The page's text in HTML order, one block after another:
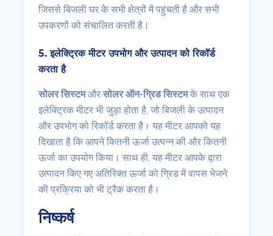
जिससे बिजली घर के सभी क्षेत्रों में पहुंचती है और सभी
उपकरणों को संचालित करती है।
5.इलेक्ट्रिक मीटर उपभोग और उत्पादन को रिकॉर्ड
करता है
सोलर सिस्टमऔरसोलर ऑन-ग्रिड सिस्टमके साथ एक
इलेक्ट्रिक मीटर भी जुड़ा होता है, जो बिजली के उत्पादन
और उपभोग को रिकॉर्ड करता है। यह मीटर आपको यह
दिखाता है कि आपने कितनी ऊर्जा उत्पन्न की और कितनी
ऊर्जा का उपयोग किया। साथ ही, यह मीटर आपके द्वारा
उत्पादन किए गए अतिरिक्त ऊर्जा को ग्रिड में वापस भेजने
की प्रक्रिया को भी ट्रैक करता है।
निष्कर्ष